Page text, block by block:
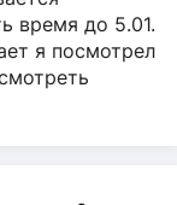
время до 5.01.
я посмотрел